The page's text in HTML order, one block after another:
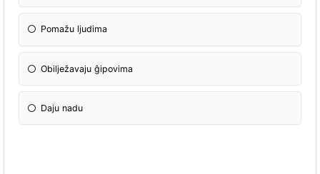
Pomažu ljudima
Obilježavaju ĝipovima
Daju nadu